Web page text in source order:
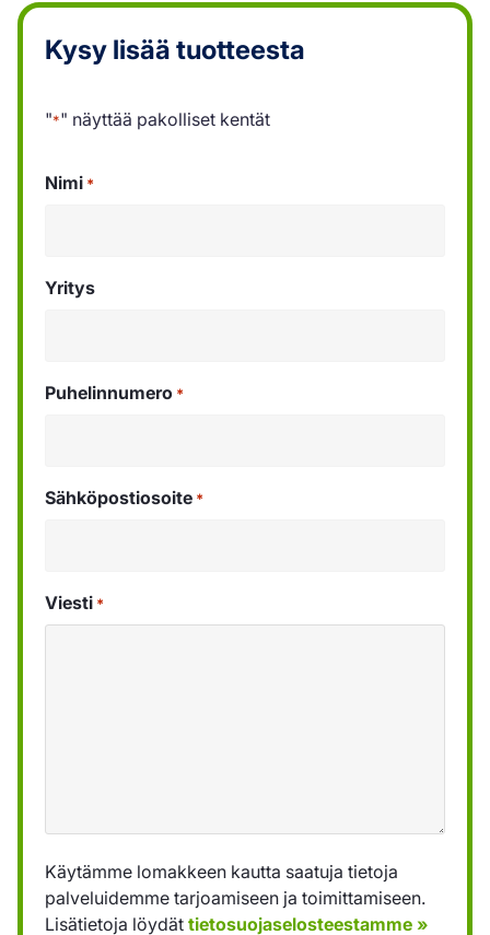
Kysy lisää tuotteesta
"*" näyttää pakolliset kentät
Nimi *
Yritys
Puhelinnumero *
Sähköpostiosoite *
Viesti *
Käytämme lomakkeen kautta saatuja tietoja
palveluidemme tarjoamiseen ja toimittamiseen.
Lisätietoja löydät tietosuojaselosteestamme »